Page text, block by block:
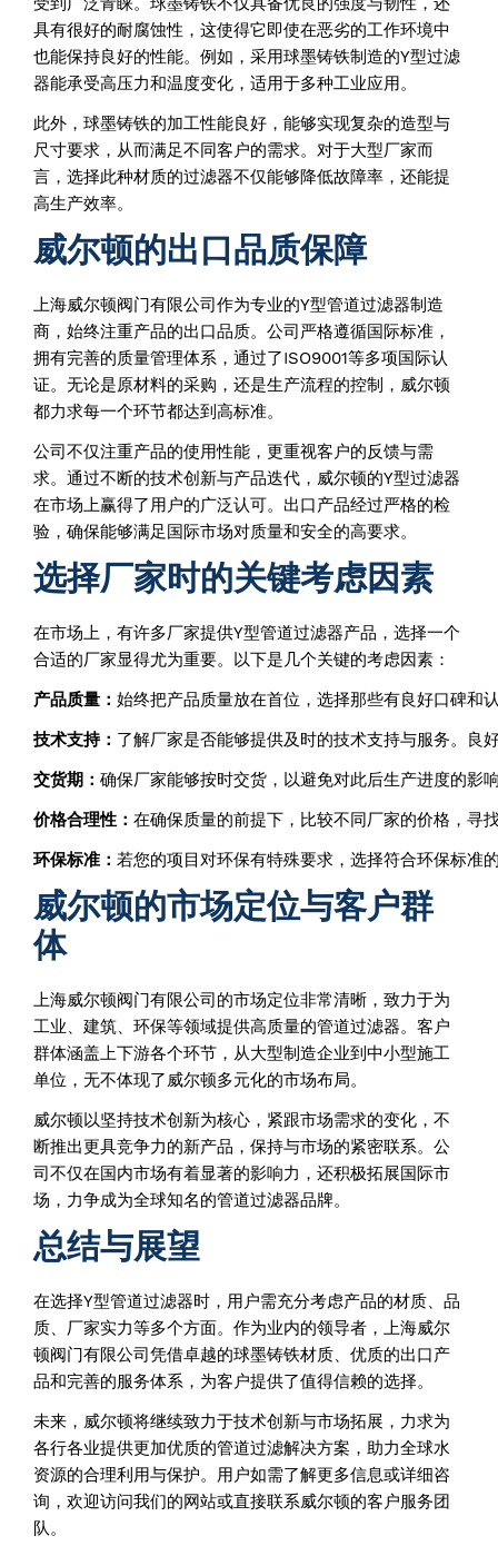
具有很好的耐腐蚀性，这使得它即使在恶劣的工作环境中
也能保持良好的性能。例如，采用球墨铸铁制造的Y型过滤
器能承受高压力和温度变化，适用于多种工业应用。
此外，球墨铸铁的加工性能良好，能够实现复杂的造型与
尺寸要求，从而满足不同客户的需求。对于大型厂家而
言，选择此种材质的过滤器不仅能够降低故障率，还能提
高生产效率。
威尔顿的出口品质保障
上海威尔顿阀门有限公司作为专业的Y型管道过滤器制造
商，始终注重产品的出口品质。公司严格遵循国际标准，
拥有完善的质量管理体系，通过了ISO9001等多项国际认
证。无论是原材料的采购，还是生产流程的控制，威尔顿
都力求每一个环节都达到高标准。
公司不仅注重产品的使用性能，更重视客户的反馈与需
求。通过不断的技术创新与产品迭代，威尔顿的Y型过滤器
在市场上赢得了用户的广泛认可。出口产品经过严格的检
验，确保能够满足国际市场对质量和安全的高要求。
选择厂家时的关键考虑因素
在市场上，有许多厂家提供Y型管道过滤器产品，选择一个
合适的厂家显得尤为重要。以下是几个关键的考虑因素：
产品质量： 始终把产品质量放在首位，选择那些有良好口碑和
技术支持： 了解厂家是否能够提供及时的技术支持与服务。良
交货期： 确保厂家能够按时交货，以避免对此后生产进度的影
价格合理性： 在确保质量的前提下，比较不同厂家的价格，寻
环保标准： 若您的项目对环保有特殊要求，选择符合环保标准
威尔顿的市场定位与客户群
体
上海威尔顿阀门有限公司的市场定位非常清晰，致力于为
工业、建筑、环保等领域提供高质量的管道过滤器。客户
群体涵盖上下游各个环节，从大型制造企业到中小型施工
单位，无不体现了威尔顿多元化的市场布局。
威尔顿以坚持技术创新为核心，紧跟市场需求的变化，不
断推出更具竞争力的新产品，保持与市场的紧密联系。公
司不仅在国内市场有着显著的影响力，还积极拓展国际市
场，力争成为全球知名的管道过滤器品牌。
总结与展望
在选择Y型管道过滤器时，用户需充分考虑产品的材质、品
质、厂家实力等多个方面。作为业内的领导者，上海威尔
顿阀门有限公司凭借卓越的球墨铸铁材质、优质的出口产
品和完善的服务体系，为客户提供了值得信赖的选择。
未来，威尔顿将继续致力于技术创新与市场拓展，力求为
各行各业提供更加优质的管道过滤解决方案，助力全球水
资源的合理利用与保护。用户如需了解更多信息或详细咨
询，欢迎访问我们的网站或直接联系威尔顿的客户服务团
队。